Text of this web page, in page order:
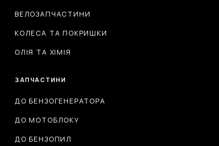
ВЕЛОЗАПЧАСТИНИ
КОЛЕСА ТА ПОКРИШКИ
ОЛІЯ ТА ХІМІЯ
ЗАПЧАСТИНИ
ДО БЕНЗОГЕНЕРАТОРА
ДО МОТОБЛОКУ
ДО БЕНЗОПИЛ